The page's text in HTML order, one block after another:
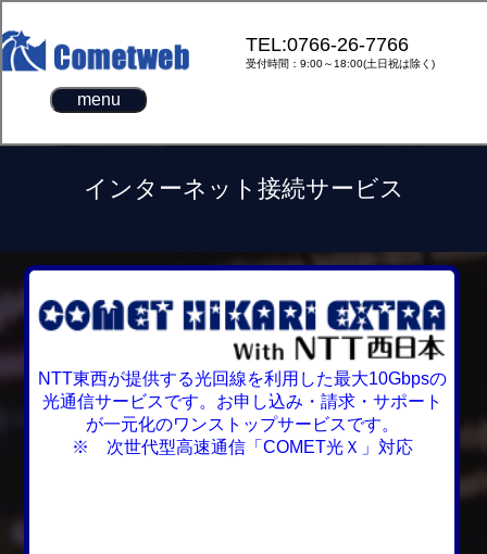
menu
TEL:0766-26-7766
受付時間：9:00～18:00(土日祝は除く)
インターネット接続サービス
NTT東西が提供する光回線を利用した最大10Gbpsの
光通信サービスです。お申し込み・請求・サポート
が一元化のワンストップサービスです。
※ 次世代型高速通信「COMET光Ｘ」対応